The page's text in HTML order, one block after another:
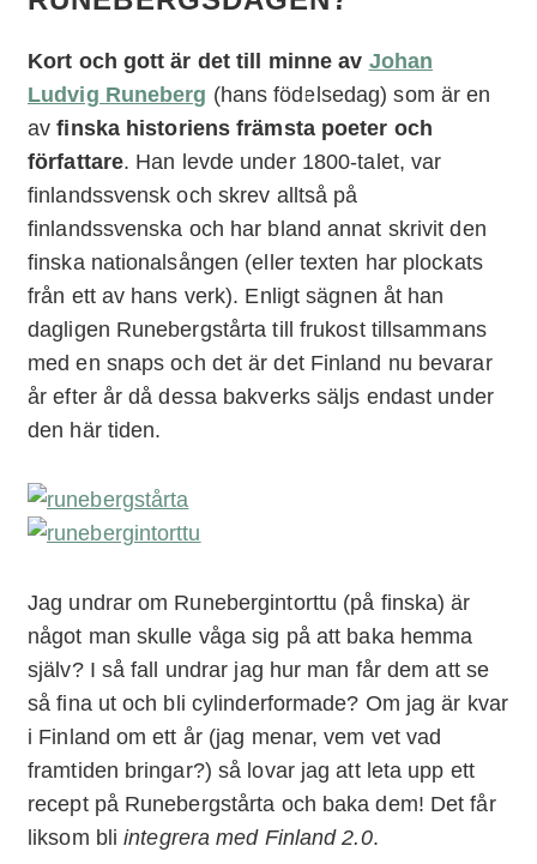
Kort och gott är det till minne av Johan
Ludvig Runeberg (hans födelsedag) som är en
avfinska historiens främsta poeter och
författare. Han levde under 1800-talet, var
finlandssvensk och skrev alltså på
finlandssvenska och har bland annat skrivit den
finska nationalsången (eller texten har plockats
från ett av hans verk). Enligt sägnen åt han
dagligen Runebergstårta till frukost tillsammans
med en snaps och det är det Finland nu bevarar
år efter år då dessa bakverks säljs endast under
den här tiden.
Jag undrar om Runebergintorttu (på finska) är
något man skulle våga sig på att baka hemma
själv? I så fall undrar jag hur man får dem att se
så fina ut och bli cylinderformade? Om jag är kvar
i Finland om ett år (jag menar, vem vet vad
framtiden bringar?) så lovar jag att leta upp ett
recept på Runebergstårta och baka dem! Det får
liksom bliintegrera med Finland 2.0.